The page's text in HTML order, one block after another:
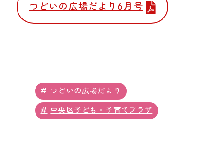
つどいの広場だより6月号
つどいの広場だより
中央区子ども・子育てプラザ